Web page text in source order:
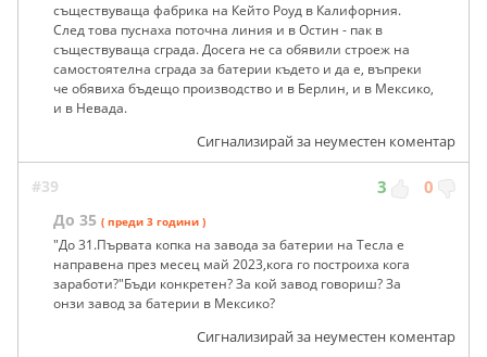
съществуваща фабрика на Кейто Роуд в Калифорния.
След това пуснаха поточна линия и в Остин - пак в
съществуваща сграда. Досега не са обявили строеж на
самостоятелна сграда за батерии където и да е, въпреки
че обявиха бъдещо производство и в Берлин, и в Мексико,
и в Невада.
Сигнализирай за неуместен коментар
#39 3 0
До 35 ( преди 3 години )
"До 31.Първата копка на завода за батерии на Тесла е
направена през месец май 2023,кога го построиха кога
заработи?"Бъди конкретен? За кой завод говориш? За
онзи завод за батерии в Мексико?
Сигнализирай за неуместен коментар